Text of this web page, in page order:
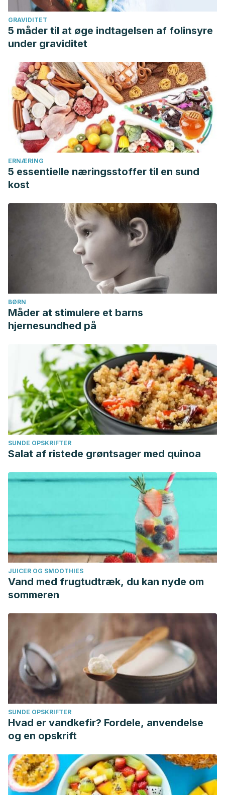
GRAVIDITET
5 måder til at øge indtagelsen af folinsyre
under graviditet
ERNÆRING
5 essentielle næringsstoffer til en sund
kost
BØRN
Måder at stimulere et barns
hjernesundhed på
SUNDE OPSKRIFTER
Salat af ristede grøntsager med quinoa
JUICER OG SMOOTHIES
Vand med frugtudtræk, du kan nyde om
sommeren
SUNDE OPSKRIFTER
Hvad er vandkefir? Fordele, anvendelse
og en opskrift